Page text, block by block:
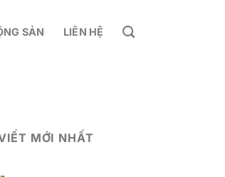
SẢN LIÊN HỆ
MỚI NHẤT